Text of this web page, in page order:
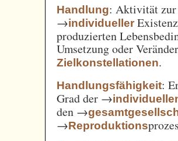
Handlung: Aktivität zur
→individueller
produzierten
Umsetzung oder
Zielkonstellationen.
Handlungsfähigkeit:
Grad der →
den →
→Reproduktions